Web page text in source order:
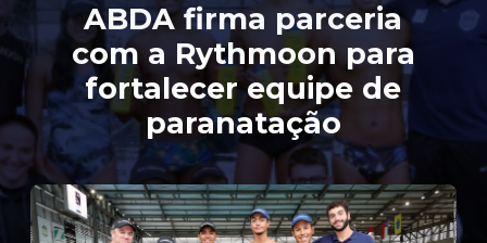
ABDA firma parceria
com a Rythmoon para
fortalecer equipe de
paranatação